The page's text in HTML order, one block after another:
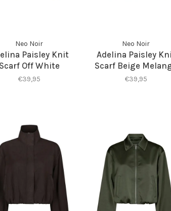
Neo Noir
Paisley Knit
Scarf Off White
€39,95
Neo Noir
Adelina Paisley
Scarf Beige
€39,95